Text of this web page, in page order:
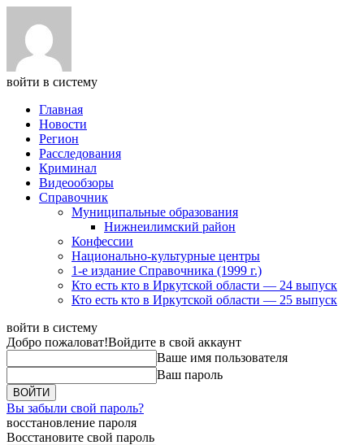
войти в систему
Главная
Новости
Регион
Расследования
Криминал
Видеообзоры
Справочник
Муниципальные образования
Нижнеилимский район
Конфессии
Национально-культурные центры
1-е издание Справочника (1999 г.)
Кто есть кто в Иркутской области — 24 выпуск
Кто есть кто в Иркутской области — 25 выпуск
войти в систему
Добро пожаловат!Войдите в свой аккаунт
Ваше имя пользователя
Ваш пароль
Вы забыли свой пароль?
восстановление пароля
Восстановите свой пароль